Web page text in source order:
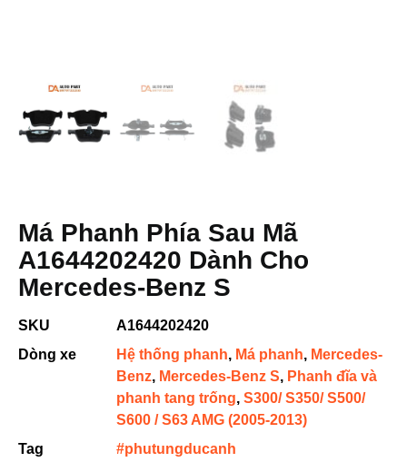
Má Phanh Phía Sau Mã
A1644202420 Dành Cho
Mercedes-Benz S
SKU
A1644202420
Dòng xe
Hệ thống phanh, Má phanh, Mercedes-
Benz, Mercedes-Benz S, Phanh đĩa và
phanh tang trống, S300/ S350/ S500/
S600 / S63 AMG (2005-2013)
Tag
#phutungducanh